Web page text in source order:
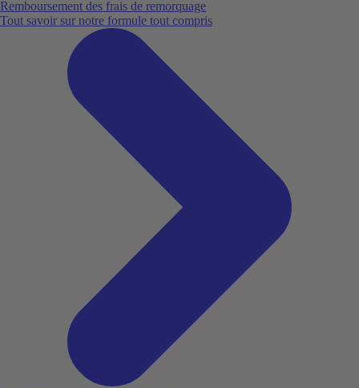
Remboursement des frais de remorquage
Tout savoir sur notre formule tout compris